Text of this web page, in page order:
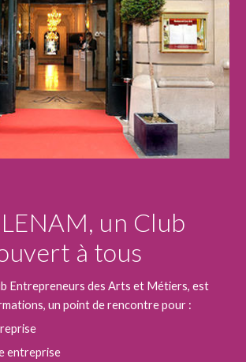
un Club
à tous
Entrepreneurs des Arts et Métiers, est
un point de rencontre pour :
entreprise